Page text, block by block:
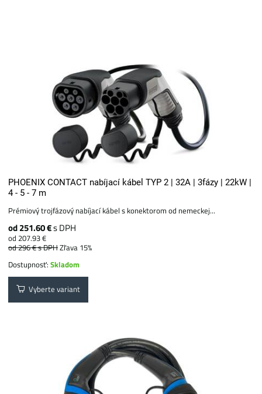
PHOENIX CONTACT nabíjací kábel TYP 2 | 32A | 3fázy | 22kW |
4 - 5 - 7 m
Prémiový trojfázový nabíjací kábel s konektorom od nemeckej...
od 251.60 €s DPH
od 207.93 €
od 296 €s DPHZľava 15%
Dostupnosť:Skladom
Vyberte variant